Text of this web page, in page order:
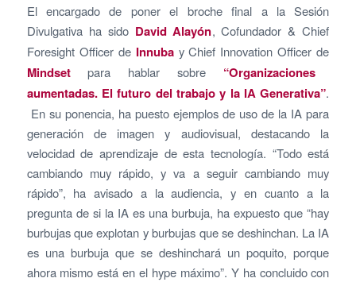
El encargado de poner el broche final a la Sesión
Divulgativa ha sido David Alayón, Cofundador & Chief
Foresight Officer de Innuba y Chief Innovation Officer de
Mindsetpara hablar sobre “Organizaciones
aumentadas. El futuro del trabajo y la IA Generativa”.
En su ponencia, ha puesto ejemplos de uso de la IA para
generación de imagen y audiovisual, destacando la
velocidad de aprendizaje de esta tecnología. “Todo está
cambiando muy rápido, y va a seguir cambiando muy
rápido”, ha avisado a la audiencia, y en cuanto a la
pregunta de si la IA es una burbuja, ha expuesto que “hay
burbujas que explotan y burbujas que se deshinchan. La IA
es una burbuja que se deshinchará un poquito, porque
ahora mismo está en el hype máximo”. Y ha concluido con